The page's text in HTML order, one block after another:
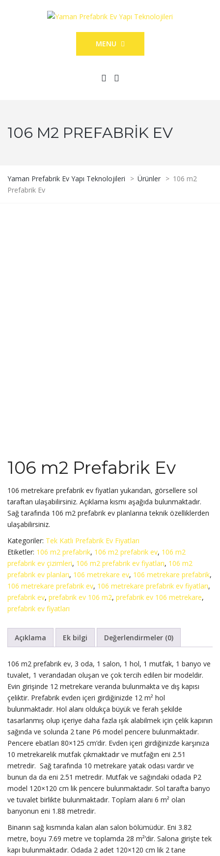
MENU
106 M2 PREFABRIK EV
Yaman Prefabrik Ev Yapı Teknolojileri > Ürünler > 106 m2
Prefabrik Ev
106 m2 Prefabrik Ev
106 metrekare prefabrik ev fiyatları yukarıdan, görsellere sol
taraftan ulaşabilirsiniz. Açıklama kısmı aşağıda bulunmaktadır.
Sağ tarafında 106 m2 prefabrik ev planlarına teknik özelliklerden
ulaşabilirsiniz.
Kategoriler: Tek Katlı Prefabrik Ev Fiyatları
Etiketler: 106 m2 prefabrik, 106 m2 prefabrik ev, 106 m2
prefabrik ev çizimleri, 106 m2 prefabrik ev fiyatları, 106 m2
prefabrik ev planları, 106 metrekare ev, 106 metrekare prefabrik,
106 metrekare prefabrik ev, 106 metrekare prefabrik ev fiyatları,
prefabrik ev, prefabrik ev 106 m2, prefabrik ev 106 metrekare,
prefabrik ev fiyatları
Açıklama Ek bilgi Değerlendirmeler (0)
106 m2 prefabrik ev, 3 oda, 1 salon, 1 hol, 1 mutfak, 1 banyo ve
tuvalet, 1 verandadan oluşan ve çok tercih edilen bir modeldir.
Evin girişinde 12 metrekare veranda bulunmakta ve dış kapısı
çeliktir. Prefabrik evden içeri girdiğinizde 12 m² hol
bulunmaktadır. Hol alanı oldukça büyük ve ferah şekilde
tasarlanmış olup içeriye daha fazla ışık alabilmek için çelik kapının
sağında ve solunda 2 tane P6 model pencere bulunmaktadır.
Pencere ebatları 80×125 cm’dir. Evden içeri girdiğinizde karşınıza
10 metrekarelik mutfak çıkmaktadır ve mutfağın eni 2.51
metredir. Sağ tarafında 10 metrekare yatak odası vardır ve
bunun da da eni 2.51 metredir. Mutfak ve sağındaki odada P2
model 120×120 cm lik pencere bulunmaktadır. Sol tarafta banyo
ve tuvalet birlikte bulunmaktadır. Toplam alanı 6 m² olan
banyonun eni 1.88 metredir.
Binanın sağ kısmında kalan alan salon bölümüdür. Eni 3.82
metre, boyu 7.69 metre ve toplamda 28 m²’dir. Salona girişte tek
kapı bulunmaktadır. Odada 2 adet 120×120 cm lik 2 tane